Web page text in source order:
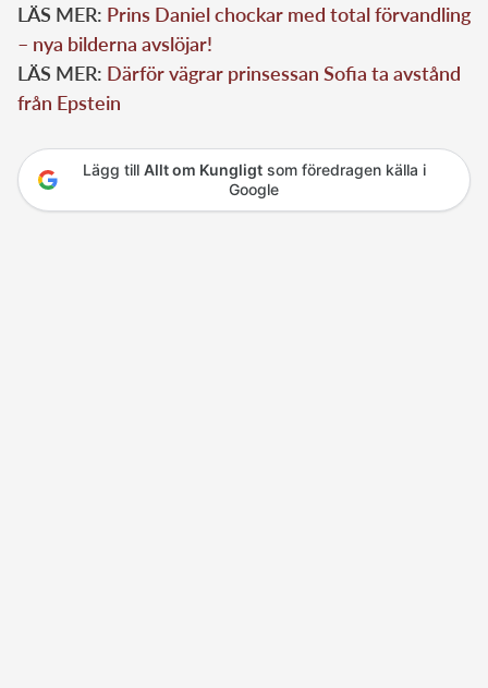
LÄS MER: Prins Daniel chockar med total förvandling
– nya bilderna avslöjar!
LÄS MER: Därför vägrar prinsessan Sofia ta avstånd
från Epstein
Lägg till Allt om Kungligtsom föredragen källa i
Google